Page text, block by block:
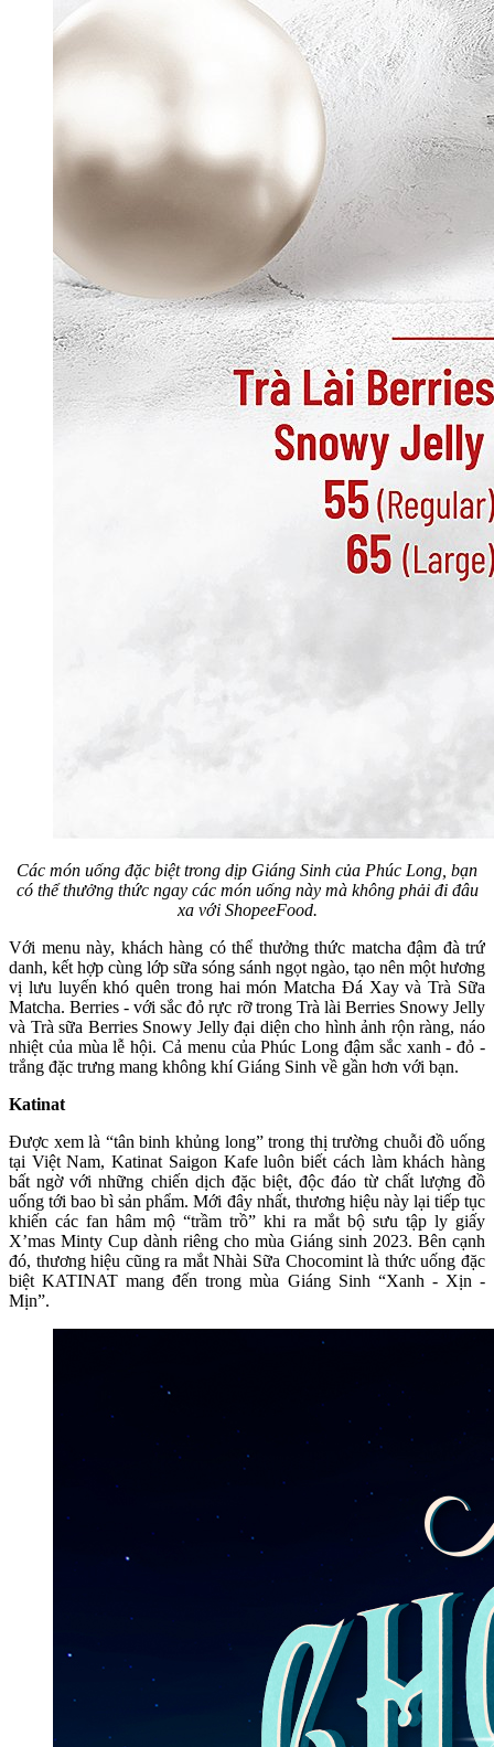
Các món uống đặc biệt trong dịp Giáng Sinh của Phúc Long, bạn
có thể thưởng thức ngay các món uống này mà không phải đi đâu
xa với ShopeeFood.
Với menu này, khách hàng có thể thưởng thức matcha đậm đà trứ
danh, kết hợp cùng lớp sữa sóng sánh ngọt ngào, tạo nên một hương
vị lưu luyến khó quên trong hai món Matcha Đá Xay và Trà Sữa
Matcha. Berries - với sắc đỏ rực rỡ trong Trà lài Berries Snowy Jelly
và Trà sữa Berries Snowy Jelly đại diện cho hình ảnh rộn ràng, náo
nhiệt của mùa lễ hội. Cả menu của Phúc Long đậm sắc xanh - đỏ -
trắng đặc trưng mang không khí Giáng Sinh về gần hơn với bạn.
Katinat
Được xem là “tân binh khủng long” trong thị trường chuỗi đồ uống
tại Việt Nam, Katinat Saigon Kafe luôn biết cách làm khách hàng
bất ngờ với những chiến dịch đặc biệt, độc đáo từ chất lượng đồ
uống tới bao bì sản phẩm. Mới đây nhất, thương hiệu này lại tiếp tục
khiến các fan hâm mộ “trầm trồ” khi ra mắt bộ sưu tập ly giấy
X’mas Minty Cup dành riêng cho mùa Giáng sinh 2023. Bên cạnh
đó, thương hiệu cũng ra mắt Nhài Sữa Chocomint là thức uống đặc
biệt KATINAT mang đến trong mùa Giáng Sinh “Xanh - Xịn -
Mịn”.